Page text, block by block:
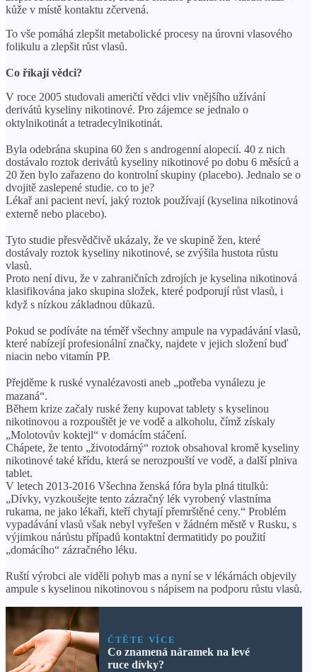
kůže v místě kontaktu zčervená.
To vše pomáhá zlepšit metabolické procesy na úrovni vlasového
folikulu a zlepšit růst vlasů.
Co říkají vědci?
V roce 2005 studovali američtí vědci vliv vnějšího užívání
derivátů kyseliny nikotinové. Pro zájemce se jednalo o
oktylnikotinát a tetradecylnikotinát. ⠀
Byla odebrána skupina 60 žen s androgenní alopecií. 40 z nich
dostávalo roztok derivátů kyseliny nikotinové po dobu 6 měsíců a
20 žen bylo zařazeno do kontrolní skupiny (placebo). Jednalo se o
dvojitě zaslepené studie. co to je?
Lékař ani pacient neví, jaký roztok používají (kyselina nikotinová
externě nebo placebo). ⠀
Tyto studie přesvědčivě ukázaly, že ve skupině žen, které
dostávaly roztok kyseliny nikotinové, se zvýšila hustota růstu
vlasů.
Proto není divu, že v zahraničních zdrojích je kyselina nikotinová
klasifikována jako skupina složek, které podporují růst vlasů, i
když s nízkou základnou důkazů. ⠀
Pokud se podíváte na téměř všechny ampule na vypadávání vlasů,
které nabízejí profesionální značky, najdete v jejich složení buď
niacin nebo vitamín PP.
Přejděme k ruské vynalézavosti aneb „potřeba vynálezu je
mazaná“. ⠀
Během krize začaly ruské ženy kupovat tablety s kyselinou
nikotinovou a rozpouštět je ve vodě a alkoholu, čímž získaly
„Molotovův koktejl“ v domácím stáčení. ⠀
Chápete, že tento „životodárný“ roztok obsahoval kromě kyseliny
nikotinové také křídu, která se nerozpouští ve vodě, a další plniva
tablet.
V letech 2013-2016 Všechna ženská fóra byla plná titulků:
„Dívky, vyzkoušejte tento zázračný lék vyrobený vlastníma
rukama, ne jako lékaři, kteří chytají přemrštěné ceny.“ Problém
vypadávání vlasů však nebyl vyřešen v žádném městě v Rusku, s
výjimkou nárůstu případů kontaktní dermatitidy po použití
„domácího“ zázračného léku.
Ruští výrobci ale viděli pohyb mas a nyní se v lékárnách objevily
ampule s kyselinou nikotinovou s nápisem na podporu růstu vlasů.
ČTĚTE VÍCE
Co znamená náramek na levé
ruce dívky?